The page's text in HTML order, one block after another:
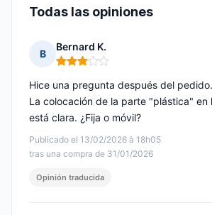
Todas las opiniones
B
Bernard K.
Nota: 3 de 5
Publicado el 13/02/2026 à 18h05
tras una compra de 31/01/2026
Hice una pregunta después del
La colocación de la parte "plástica" en
está clara. ¿Fija o móvil?
Opinión traducida